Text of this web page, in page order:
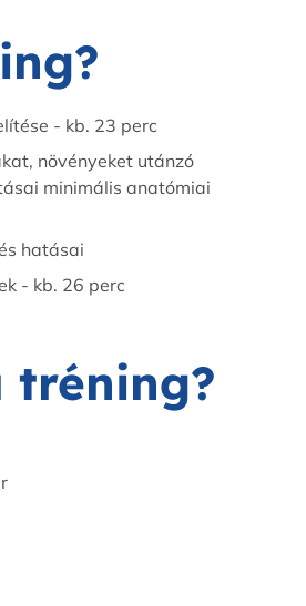
- kb. 23 perc
növényeket utánzó
minimális anatómiai
hatásai
- kb. 26 perc
tréning?